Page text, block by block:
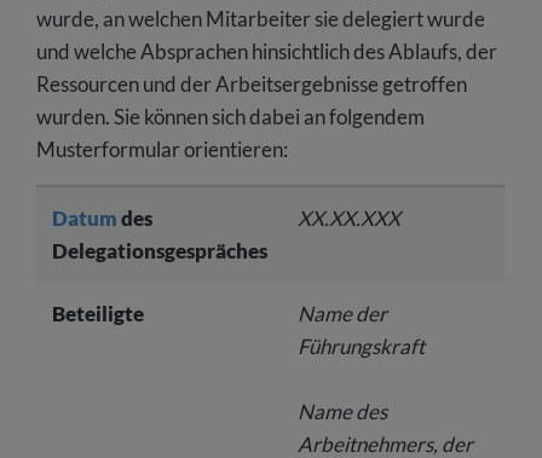
wurde, an welchen Mitarbeiter sie delegiert wurde
und welche Absprachen hinsichtlich des Ablaufs, der
Ressourcen und der Arbeitsergebnisse getroffen
wurden. Sie können sich dabei an folgendem
Musterformular orientieren:
Datumdes
Delegationsgespräches
XX.XX.XXX
Beteiligte
Name der
Führungskraft
Name des
Arbeitnehmers, der